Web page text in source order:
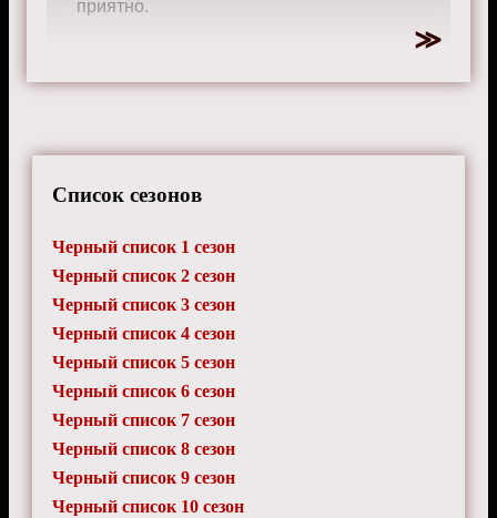
приятно.
Список сезонов
Черный список 1 сезон
Черный список 2 сезон
Черный список 3 сезон
Черный список 4 сезон
Черный список 5 сезон
Черный список 6 сезон
Черный список 7 сезон
Черный список 8 сезон
Черный список 9 сезон
Черный список 10 сезон